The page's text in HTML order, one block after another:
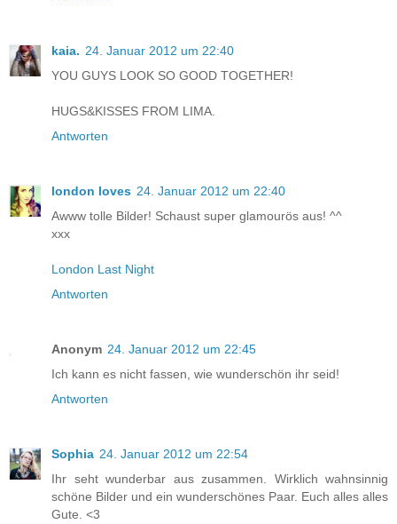
kaia. 24. Januar 2012 um 22:40
YOU GUYS LOOK SO GOOD TOGETHER!
HUGS&KISSES FROM LIMA.
Antworten
london loves 24. Januar 2012 um 22:40
Awww tolle Bilder! Schaust super glamourös aus! ^^
xxx
London Last Night
Antworten
Anonym 24. Januar 2012 um 22:45
Ich kann es nicht fassen, wie wunderschön ihr seid!
Antworten
Sophia 24. Januar 2012 um 22:54
Ihr seht wunderbar aus zusammen. Wirklich wahnsinnig
schöne Bilder und ein wunderschönes Paar. Euch alles alles
Gute. <3